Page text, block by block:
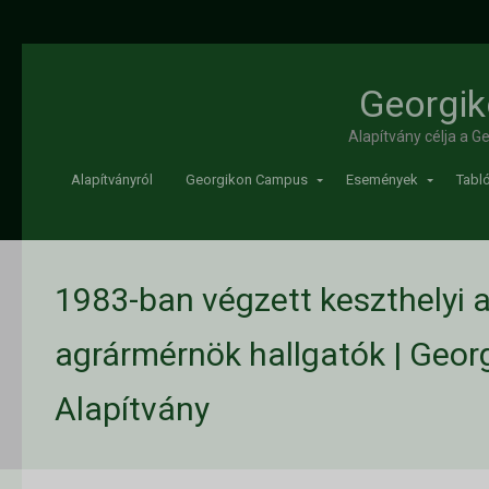
Alapítvány célja a
Alapítványról Georgikon Campus Események
1983-ban végzett keszthelyi
agrármérnök hallgatók |
Alapítvány